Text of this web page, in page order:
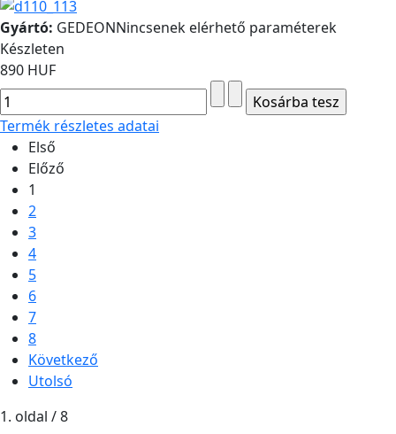
Gyártó: GEDEONNincsenek elérhető paraméterek
Készleten
890 HUF
Termék részletes adatai
Első
Előző
1
2
3
4
5
6
7
8
Következő
Utolsó
1. oldal / 8